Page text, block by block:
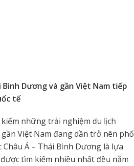
Dương và gần Việt Nam tiếp
tế
những trải nghiệm du lịch
Việt Nam đang dần trở nên phổ
Á – Thái Bình Dương là lựa
tìm kiếm nhiều nhất đều nằm